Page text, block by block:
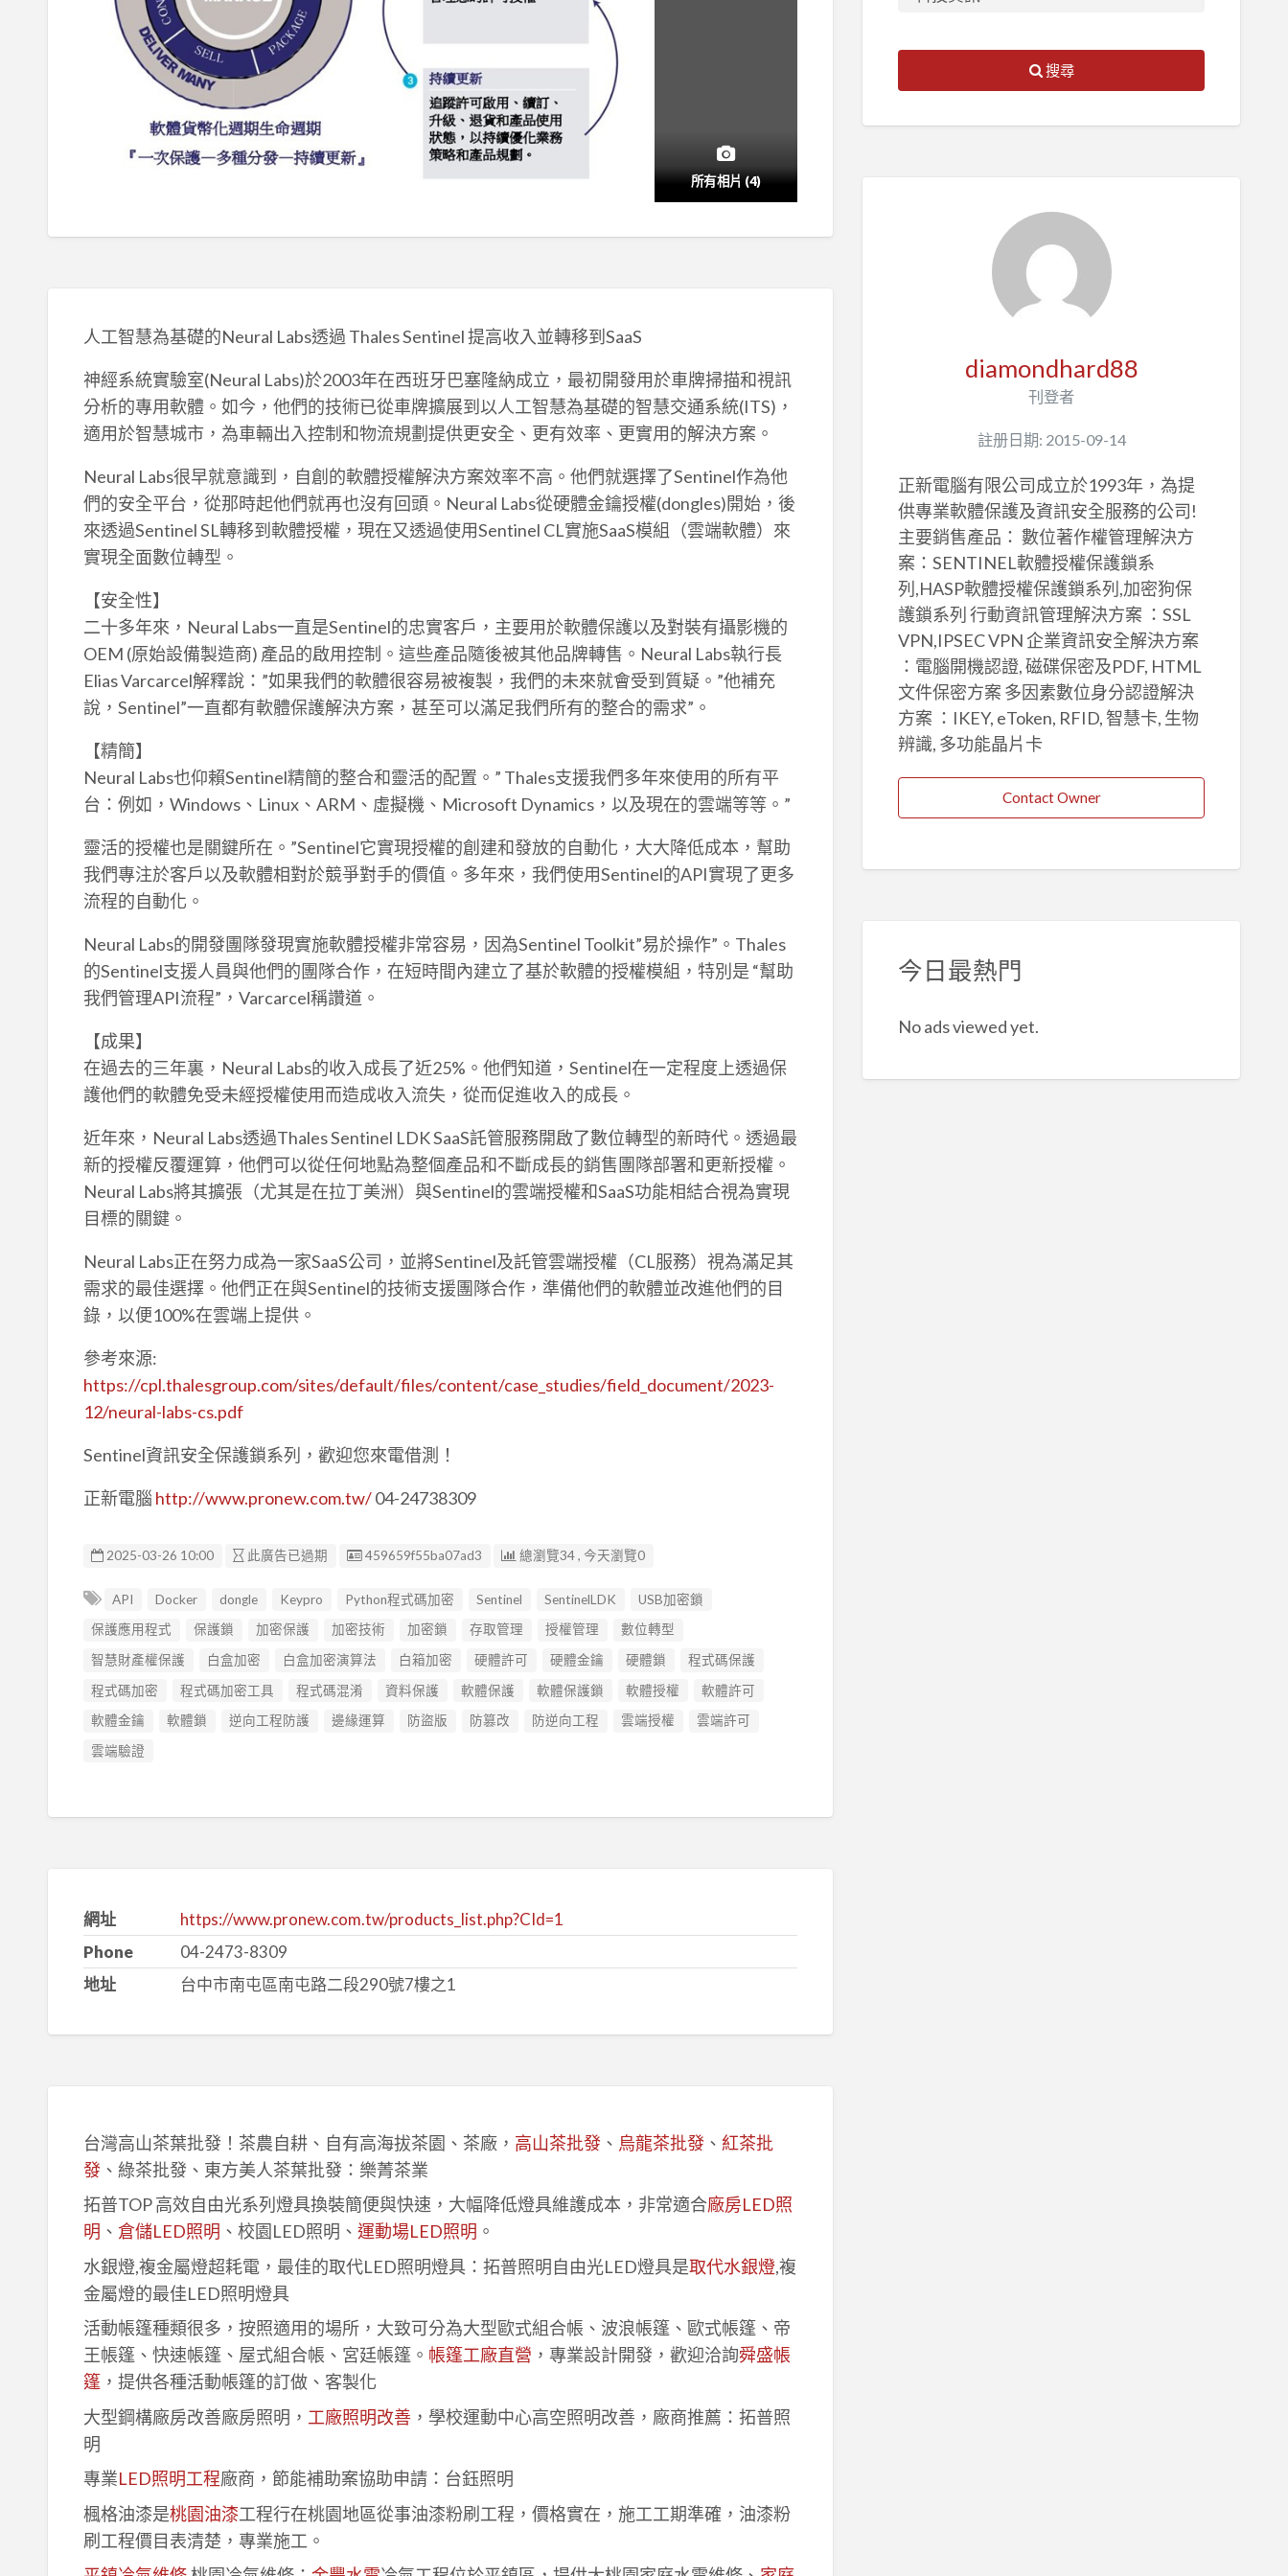
所有相片 (4)
人工智慧為基礎的Neural Labs透過 Thales Sentinel 提高收入並轉移到SaaS
神經系統實驗室(Neural Labs)於2003年在西班牙巴塞隆納成立，最初開發用於車牌掃描和視訊
分析的專用軟體。如今，他們的技術已從車牌擴展到以人工智慧為基礎的智慧交通系統(ITS)，
適用於智慧城市，為車輛出入控制和物流規劃提供更安全、更有效率、更實用的解決方案。
Neural Labs很早就意識到，自創的軟體授權解決方案效率不高。他們就選擇了Sentinel作為他
們的安全平台，從那時起他們就再也沒有回頭。Neural Labs從硬體金鑰授權(dongles)開始，後
來透過Sentinel SL轉移到軟體授權，現在又透過使用Sentinel CL實施SaaS模組（雲端軟體）來
實現全面數位轉型。
【安全性】
二十多年來，Neural Labs一直是Sentinel的忠實客戶，主要用於軟體保護以及對裝有攝影機的
OEM (原始設備製造商) 產品的啟用控制。這些產品隨後被其他品牌轉售。Neural Labs執行長
Elias Varcarcel解釋說：”如果我們的軟體很容易被複製，我們的未來就會受到質疑。”他補充
說，Sentinel”一直都有軟體保護解決方案，甚至可以滿足我們所有的整合的需求”。
【精簡】
Neural Labs也仰賴Sentinel精簡的整合和靈活的配置。” Thales支援我們多年來使用的所有平
台：例如，Windows、Linux、ARM、虛擬機、Microsoft Dynamics，以及現在的雲端等等。”
靈活的授權也是關鍵所在。”Sentinel它實現授權的創建和發放的自動化，大大降低成本，幫助
我們專注於客戶以及軟體相對於競爭對手的價值。多年來，我們使用Sentinel的API實現了更多
流程的自動化。
Neural Labs的開發團隊發現實施軟體授權非常容易，因為Sentinel Toolkit”易於操作”。Thales
的Sentinel支援人員與他們的團隊合作，在短時間內建立了基於軟體的授權模組，特別是 “幫助
我們管理API流程”，Varcarcel稱讚道。
【成果】
在過去的三年裏，Neural Labs的收入成長了近25%。他們知道，Sentinel在一定程度上透過保
護他們的軟體免受未經授權使用而造成收入流失，從而促進收入的成長。
近年來，Neural Labs透過Thales Sentinel LDK SaaS託管服務開啟了數位轉型的新時代。透過最
新的授權反覆運算，他們可以從任何地點為整個產品和不斷成長的銷售團隊部署和更新授權。
Neural Labs將其擴張（尤其是在拉丁美洲）與Sentinel的雲端授權和SaaS功能相結合視為實現
目標的關鍵。
Neural Labs正在努力成為一家SaaS公司，並將Sentinel及託管雲端授權（CL服務）視為滿足其
需求的最佳選擇。他們正在與Sentinel的技術支援團隊合作，準備他們的軟體並改進他們的目
錄，以便100%在雲端上提供。
參考來源:
https://cpl.thalesgroup.com/sites/default/files/content/case_studies/field_document/2023-
12/neural-labs-cs.pdf
Sentinel資訊安全保護鎖系列，歡迎您來電借測！
正新電腦 http://www.pronew.com.tw/04-24738309
2025-03-26 10:00 此廣告已過期 廣告编號
459659f55ba07ad3 總瀏覽34 , 今天瀏覽0
API Docker dongle Keypro Python程式碼加密 Sentinel SentinelLDK
USB加密鎖
保護應用程式
保護鎖 加密保護 加密技術 加密鎖 存取管理 授權管理
數位轉型
智慧財產權保護
白盒加密 白盒加密演算法 白箱加密 硬體許可 硬體金鑰 硬體鎖
程式碼保護
程式碼加密
程式碼加密工具 程式碼混淆 資料保護 軟體保護 軟體保護鎖 軟體授權
軟體許可
軟體金鑰
軟體鎖 逆向工程防護 邊緣運算 防盜版 防篡改 防逆向工程 雲端授權
雲端許可
雲端驗證
網址
https://www.pronew.com.tw/products_list.php?CId=1
Phone
04-2473-8309
地址
台中市南屯區南屯路二段290號7樓之1
台灣高山茶葉批發！茶農自耕、自有高海拔茶園、茶廠， 高山茶批發、 烏龍茶批發、 紅茶批
發、綠茶批發、東方美人茶葉批發：樂菁茶業
拓普TOP 高效自由光系列燈具換裝簡便與快速，大幅降低燈具維護成本，非常適合廠房LED照
明 、 倉儲LED照明 、校園LED照明、 運動場LED照明 。
水銀燈,複金屬燈超耗電，最佳的取代LED照明燈具：拓普照明自由光LED燈具是取代水銀燈,複
金屬燈的最佳LED照明燈具
活動帳篷種類很多，按照適用的場所，大致可分為大型歐式組合帳、波浪帳篷、歐式帳篷、帝
王帳篷、快速帳篷、屋式組合帳、宮廷帳篷。 帳篷工廠直營 ，專業設計開發，歡迎洽詢舜盛帳
篷，提供各種活動帳篷的訂做、客製化
大型鋼構廠房改善廠房照明， 工廠照明改善，學校運動中心高空照明改善，廠商推薦：拓普照
明
專業LED照明工程廠商，節能補助案協助申請：台鈺照明
楓格油漆是桃園油漆工程行在桃園地區從事油漆粉刷工程，價格實在，施工工期準確，油漆粉
刷工程價目表清楚，專業施工。
搜尋
diamondhard88
刊登者
註册日期: 2015-09-14
正新電腦有限公司成立於1993年，為提
供專業軟體保護及資訊安全服務的公司!
主要銷售產品： 數位著作權管理解決方
案：SENTINEL軟體授權保護鎖系
列,HASP軟體授權保護鎖系列,加密狗保
護鎖系列 行動資訊管理解決方案 ：SSL
VPN,IPSEC VPN 企業資訊安全解決方案
：電腦開機認證, 磁碟保密及PDF, HTML
文件保密方案 多因素數位身分認證解決
方案 ：IKEY, eToken, RFID, 智慧卡, 生物
辨識, 多功能晶片卡
Contact Owner
今日最熱門
No ads viewed yet.